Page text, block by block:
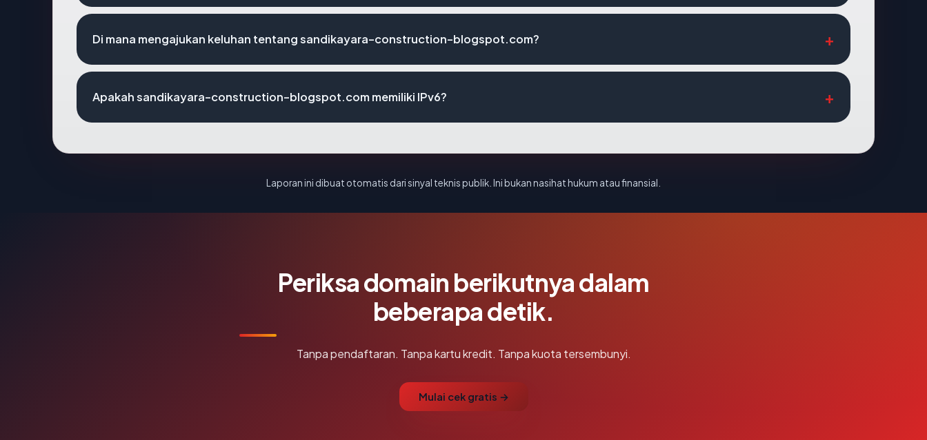
Di mana mengajukan keluhan tentang sandikayara-construction-blogspot.com?
Apakah sandikayara-construction-blogspot.com memiliki IPv6?
Laporan ini dibuat otomatis dari sinyal teknis publik. Ini bukan nasihat hukum atau finansial.
Periksa domain berikutnya dalam
beberapa detik.
Tanpa pendaftaran. Tanpa kartu kredit. Tanpa kuota tersembunyi.
Mulai cek gratis →